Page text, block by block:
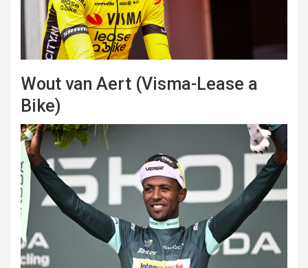
Wout van Aert (Visma-Lease a
Bike)